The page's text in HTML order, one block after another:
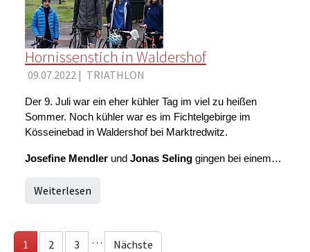
Hornissenstich in Waldershof
09.07.2022 | TRIATHLON
Der 9. Juli war ein eher kühler Tag im viel zu heißen
Sommer. Noch kühler war es im Fichtelgebirge im
Kösseinebad in Waldershof bei Marktredwitz.
Josefine Mendler und Jonas Seling gingen bei einem…
Weiterlesen
1 2 3 … Nächste